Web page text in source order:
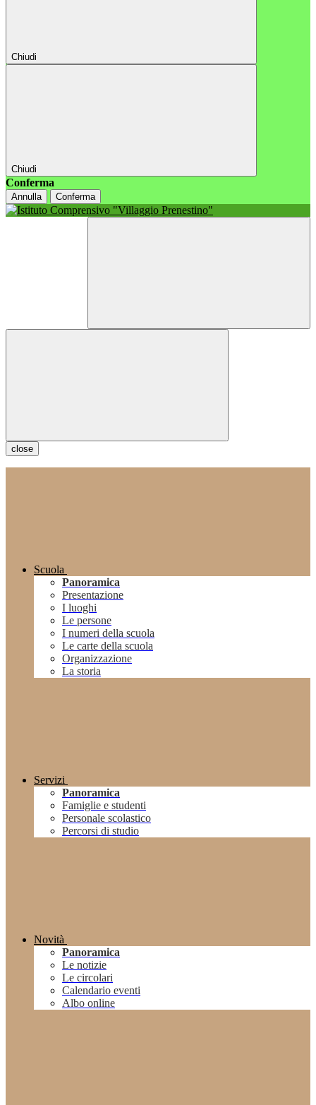
Chiudi
Chiudi
Conferma
Annulla Conferma
close
Scuola
Panoramica
Presentazione
I luoghi
Le persone
I numeri della scuola
Le carte della scuola
Organizzazione
La storia
Servizi
Panoramica
Famiglie e studenti
Personale scolastico
Percorsi di studio
Novità
Panoramica
Le notizie
Le circolari
Calendario eventi
Albo online